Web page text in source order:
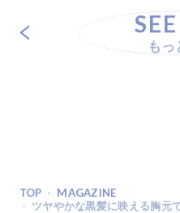
もっ
TOP
MAGAZINE
ツヤやかな黒髪に映える胸元